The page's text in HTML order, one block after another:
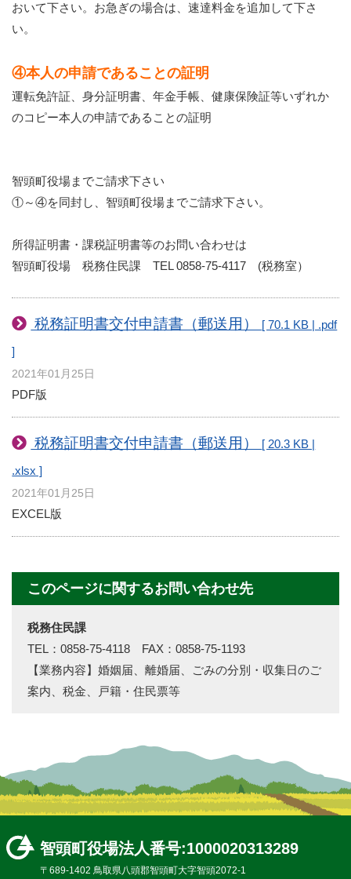
おいて下さい。お急ぎの場合は、速達料金を追加して下さ
い。
④本人の申請であることの証明
運転免許証、身分証明書、年金手帳、健康保険証等いずれか
のコピー本人の申請であることの証明
智頭町役場までご請求下さい
①～④を同封し、智頭町役場までご請求下さい。
所得証明書・課税証明書等のお問い合わせは
智頭町役場 税務住民課 TEL 0858-75-4117 (税務室）
税務証明書交付申請書（郵送用）
[ 70.1 KB | .pdf
]
2021年01月25日
PDF版
税務証明書交付申請書（郵送用）
[ 20.3 KB |
.xlsx ]
2021年01月25日
EXCEL版
このページに関するお問い合わせ先
税務住民課
TEL：0858-75-4118 FAX：0858-75-1193
【業務内容】婚姻届、離婚届、ごみの分別・収集日のご
案内、税金、戸籍・住民票等
智頭町役場法人番号:1000020313289
〒689-1402 鳥取県八頭郡智頭町大字智頭2072-1